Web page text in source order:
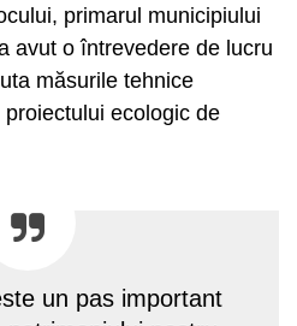
primarul municipiului
avut o întrevedere de lucru
măsurile tehnice
ecologic de
un pas important